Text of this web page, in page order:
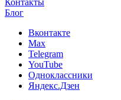
Контакты
Блог
Вконтакте
Max
Telegram
YouTube
Одноклассники
Яндекс.Дзен